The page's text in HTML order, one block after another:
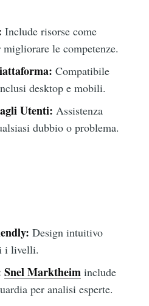
Include risorse come
le competenze.
Compatibile
desktop e mobili.
Utenti: Assistenza
dubbio o problema.
Design intuitivo
i livelli.
Snel Marktheiminclude
per analisi esperte.